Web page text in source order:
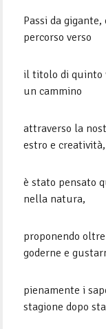
Passi da
percorso verso
il titolo di quinto
un cammino
attraverso la
estro e creatività,
è stato pensato
nella natura,
proponendo
goderne e
pienamente i
stagione dopo